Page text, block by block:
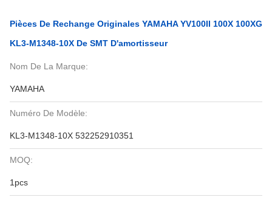
Pièces De Rechange Originales YAMAHA YV100II 100X 100XG
KL3-M1348-10X De SMT D'amortisseur
Nom De La Marque:
YAMAHA
Numéro De Modèle:
KL3-M1348-10X 532252910351
MOQ:
1pcs